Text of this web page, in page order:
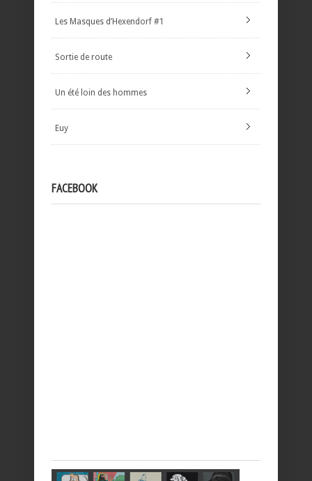
Les Masques d’Hexendorf #1
Sortie de route
Un été loin des hommes
Euy
FACEBOOK